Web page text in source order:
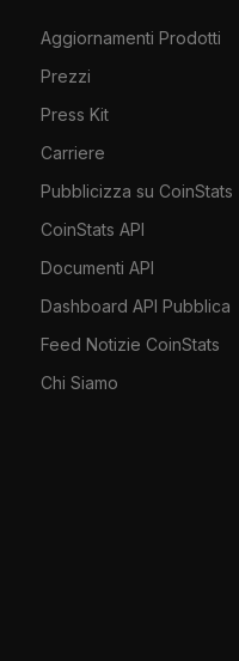
Aggiornamenti Prodotti
Prezzi
Press Kit
Carriere
Pubblicizza su CoinStats
CoinStats API
Documenti API
Dashboard API Pubblica
Feed Notizie CoinStats
Chi Siamo